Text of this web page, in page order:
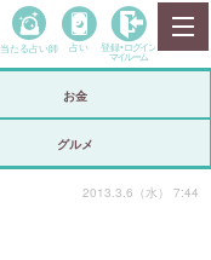
当たる占い師 占い 登録• ログイン
マイルーム
お金
グルメ
2013.3.6（水） 7:44